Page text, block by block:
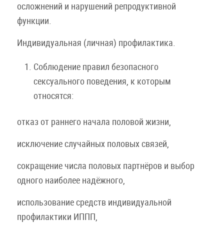
осложнений и нарушений репродуктивной
функции.
Индивидуальная (личная) профилактика.
Соблюдение правил безопасного
сексуального поведения, к которым
относятся:
отказ от раннего начала половой жизни,
исключение случайных половых связей,
сокращение числа половых партнёров и выбор
одного наиболее надёжного,
использование средств индивидуальной
профилактики ИППП,